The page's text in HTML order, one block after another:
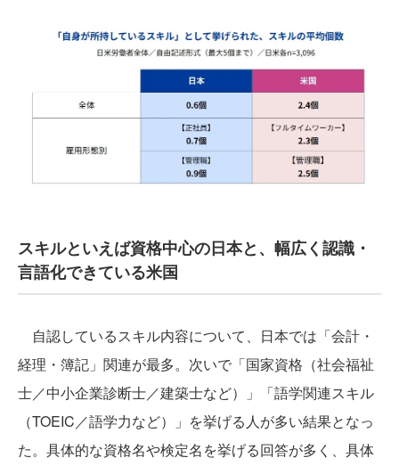
スキルといえば資格中心の日本と、幅広く認識・
言語化できている米国
自認しているスキル内容について、日本では「会計・
経理・簿記」関連が最多。次いで「国家資格（社会福祉
士／中小企業診断士／建築士など）」「語学関連スキル
（TOEIC／語学力など）」を挙げる人が多い結果となっ
た。具体的な資格名や検定名を挙げる回答が多く、具体